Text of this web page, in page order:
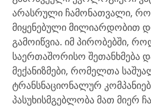
არასრული ჩამონათვალი,
მიყენებული მილიარდობით
გამოიწვია. იმ პირობებში,
საერთაშორისო შეთანხმება
მექანიზმები, რომელთა
ტრანსნაციონალურ
პასუხისმგებლობა მათ მიერ